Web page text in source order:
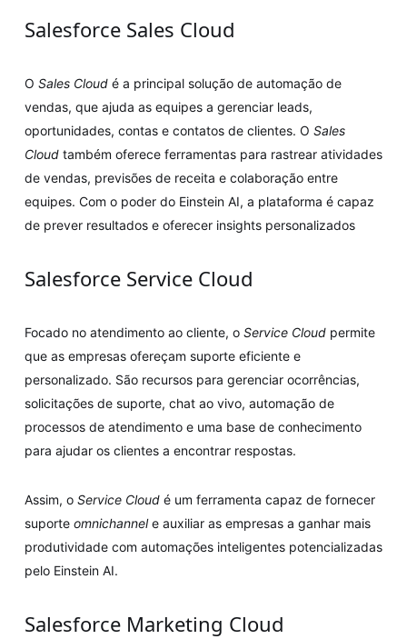
Salesforce Sales Cloud
O Sales Cloudé a principal solução de automação de
vendas, que ajuda as equipes a gerenciar leads,
oportunidades, contas e contatos de clientes. O Sales
Cloudtambém oferece ferramentas para rastrear atividades
de vendas, previsões de receita e colaboração entre
equipes. Com o poder do Einstein AI, a plataforma é capaz
de prever resultados e oferecer insights personalizados
Salesforce Service Cloud
Focado no atendimento ao cliente, o Service Cloudpermite
que as empresas ofereçam suporte eficiente e
personalizado. São recursos para gerenciar ocorrências,
solicitações de suporte, chat ao vivo, automação de
processos de atendimento e uma base de conhecimento
para ajudar os clientes a encontrar respostas.
Assim, o Service Cloudé um ferramenta capaz de fornecer
suporte omnichannele auxiliar as empresas a ganhar mais
produtividade com automações inteligentes potencializadas
pelo Einstein AI.
Salesforce Marketing Cloud